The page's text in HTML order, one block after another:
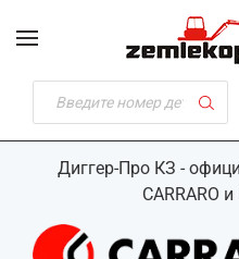
Диггер-Про КЗ -
CARRARO